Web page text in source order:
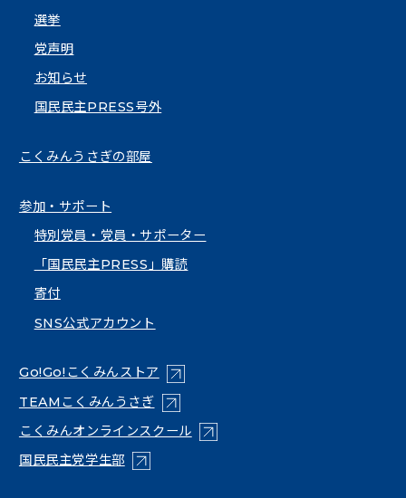
選挙
党声明
お知らせ
国民民主PRESS号外
こくみんうさぎの部屋
参加・サポート
特別党員・党員・サポーター
「国民民主PRESS」購読
寄付
SNS公式アカウント
Go!Go!こくみんストア （新しいタブで開く）
TEAMこくみんうさぎ（新しいタブで開く）
こくみんオンラインスクール（新しいタブで開く）
国民民主党学生部（新しいタブで開く）